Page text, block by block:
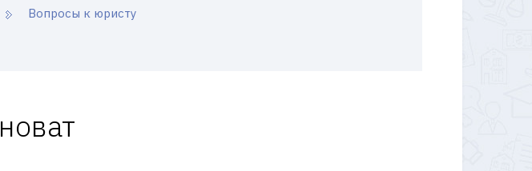
Вопросы к юристу